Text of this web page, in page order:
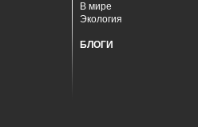
В мире
Экология
БЛОГИ